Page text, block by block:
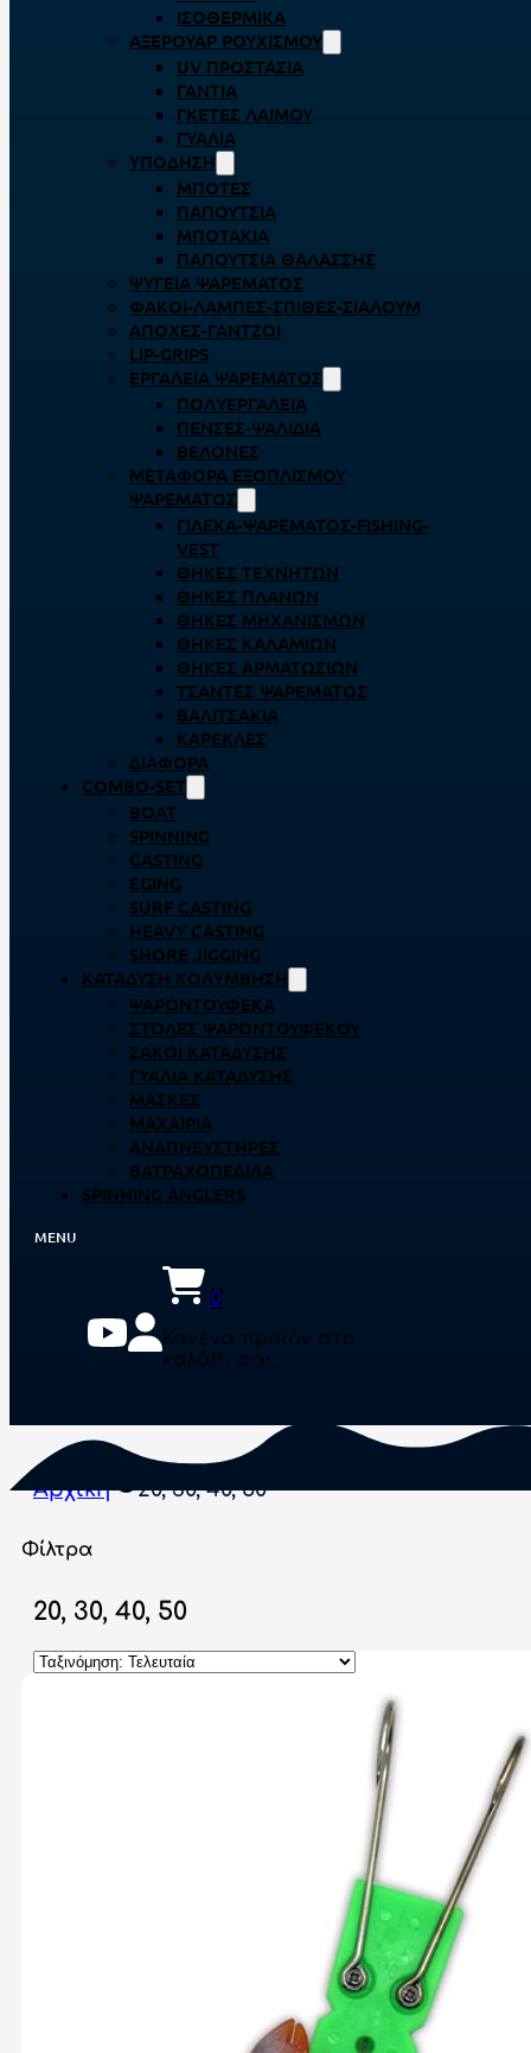
ΙΣΟΘΕΡΜΙΚΆ
ΑΞΕΡΟΥΆΡ ΡΟΥΧΙΣΜΟΎ
UV ΠΡΟΣΤΑΣΊΑ
ΓΆΝΤΙΑ
ΓΚΈΤΕΣ ΛΑΊΜΟΥ
ΓΥΑΛΙΆ
ΥΠΌΔΗΣΗ
ΜΠΌΤΕΣ
ΠΑΠΟΎΤΣΙΑ
ΜΠΟΤΆΚΙΑ
ΠΑΠΟΎΤΣΙΑ ΘΑΛΆΣΣΗΣ
ΨΥΓΕΊΑ ΨΑΡΈΜΑΤΟΣ
ΦΑΚΟΊ-ΛΆΜΠΕΣ-ΣΠΊΘΕΣ-ΣΊΑΛΟΥΜ
ΑΠΌΧΕΣ-ΓΆΝΤΖΟΙ
LIP-GRIPS
EΡΓΑΛΕΊΑ ΨΑΡΈΜΑΤΟΣ
ΠΟΛΥΕΡΓΑΛΕΊΑ
ΠΈΝΣΕΣ-ΨΑΛΊΔΙΑ
ΒΕΛΌΝΕΣ
ΜΕΤΑΦΟΡΆ ΕΞΟΠΛΙΣΜΟΎ
ΨΑΡΈΜΑΤΟΣ
ΓΙΛΈΚΑ-ΨΑΡΈΜΑΤΟΣ-FISHING-
VEST
ΘΉΚΕΣ ΤΕΧΝΗΤΏΝ
ΘΉΚΕΣ ΠΛΆΝΩΝ
ΘΉΚΕΣ ΜΗΧΑΝΙΣΜΏΝ
ΘΉΚΕΣ ΚΑΛΑΜΙΏΝ
ΘΉΚΕΣ ΑΡΜΑΤΩΣΙΏΝ
ΤΣΆΝΤΕΣ ΨΑΡΈΜΑΤΟΣ
ΒΑΛΙΤΣΆΚΙΑ
ΚΑΡΈΚΛΕΣ
ΔΙΆΦΟΡΑ
COMBO-SET
BOAT
SPINNING
CASTING
EGING
SURF CASTING
HEAVY CASTING
SHORE JIGGING
ΚΑΤΆΔΥΣΗ ΚΟΛΎΜΒΗΣΗ
ΨΑΡΟΝΤΟΎΦΕΚΑ
ΣΤΟΛΈΣ ΨΑΡΟΝΤΟΎΦΕΚΟΥ
ΣΆΚΟΙ ΚΑΤΆΔΥΣΗΣ
ΓΥΑΛΙΆ ΚΑΤΆΔΥΣΗΣ
ΜΆΣΚΕΣ
ΜΑΧΑΊΡΙΑ
ΑΝΑΠΝΕΥΣΤΉΡΕΣ
ΒΑΤΡΑΧΟΠΈΔΙΛΑ
SPINNING ANGLERS
0
Κανένα προϊόν στο
καλάθι σας.
Αρχική 20, 30, 40, 50
Φίλτρα
20, 30, 40, 50